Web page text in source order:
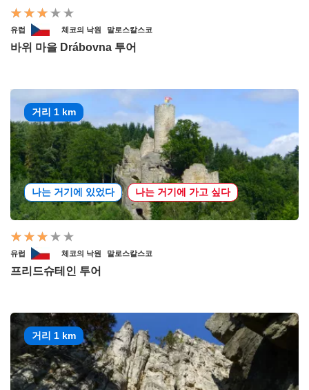
유럽 체코의 낙원 말로스칼스코
바위 마을 Drábovna 투어
거리 1 km
나는 거기에 있었다 나는 거기에 가고 싶다
유럽 체코의 낙원 말로스칼스코
프리드슈테인 투어
거리 1 km